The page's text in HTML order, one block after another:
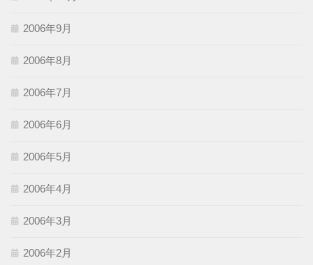
2006年9月
2006年8月
2006年7月
2006年6月
2006年5月
2006年4月
2006年3月
2006年2月